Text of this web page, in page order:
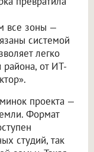
все зоны —
системой
легко
района, от ИТ-
проекта —
Формат
студий, так